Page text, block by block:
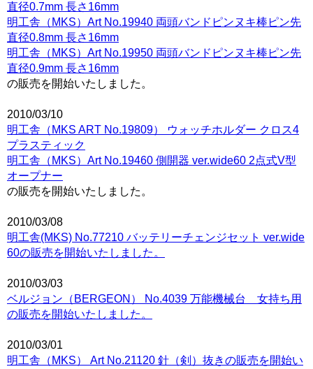
直径0.7mm 長さ16mm
明工舎（MKS）Art No.19940 両頭バンドピンヌキ棒ピン先
直径0.8mm 長さ16mm
明工舎（MKS）Art No.19950 両頭バンドピンヌキ棒ピン先
直径0.9mm 長さ16mm
の販売を開始いたしました。
2010/03/10
明工舎（MKS ART No.19809） ウォッチホルダー クロス4
プラスティック
明工舎（MKS）Art No.19460 側開器 ver.wide60 2点式V型
オープナー
の販売を開始いたしました。
2010/03/08
明工舎(MKS) No.77210 バッテリーチェンジセット ver.wide
60の販売を開始いたしました。
2010/03/03
ベルジョン（BERGEON） No.4039 万能機械台 女持ち用
の販売を開始いたしました。
2010/03/01
明工舎（MKS） Art No.21120 針（剣）抜きの販売を開始い